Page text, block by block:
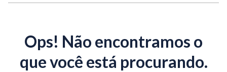
Ops! Não encontramos o
que você está procurando.